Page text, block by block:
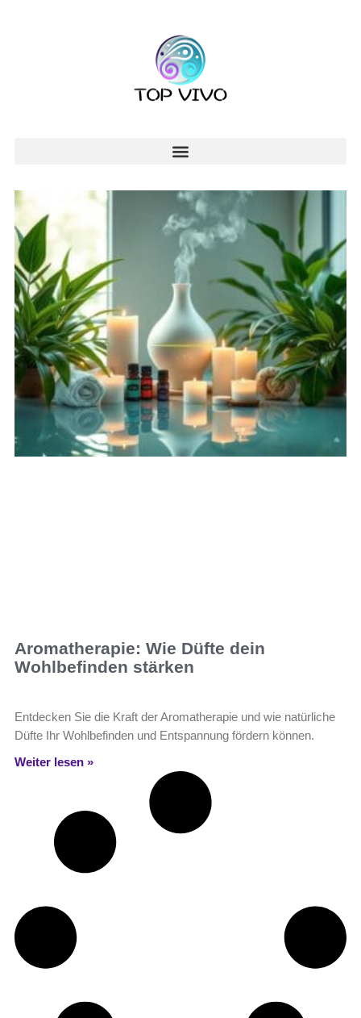
Aromatherapie: Wie Düfte dein
Wohlbefinden stärken
Entdecken Sie die Kraft der Aromatherapie und wie natürliche
Düfte Ihr Wohlbefinden und Entspannung fördern können.
Weiter lesen »